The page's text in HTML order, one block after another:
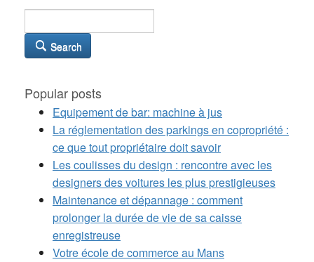
Search
Popular posts
Equipement de bar: machine à jus
La réglementation des parkings en copropriété :
ce que tout propriétaire doit savoir
Les coulisses du design : rencontre avec les
designers des voitures les plus prestigieuses
Maintenance et dépannage : comment
prolonger la durée de vie de sa caisse
enregistreuse
Votre école de commerce au Mans